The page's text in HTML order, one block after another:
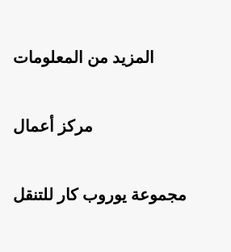
المزيد من المعلومات
مركز أعمال
مجموعة يوروب كار للتنقل